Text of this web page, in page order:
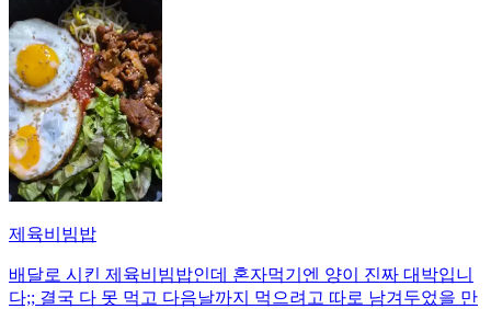
제육비빔밥
배달로 시킨 제육비빔밥인데 혼자먹기엔 양이 진짜 대박입니
다;; 결국 다 못 먹고 다음날까지 먹으려고 따로 남겨두었을 만